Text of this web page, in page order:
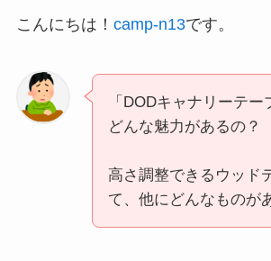
こんにちは！ camp-n13です。
「DODキャナリーテー
どんな魅力があるの？
高さ調整できるウッド
て、他にどんなものが